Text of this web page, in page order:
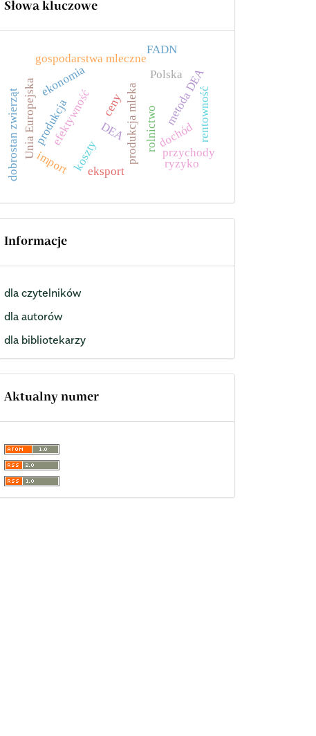
Słowa kluczowe
rolnictwo
efektywność produkcja mleka
gospodarstwa mleczne
Polska
Unia Europejska metoda DEA
ekonomia
ceny
FADN
koszty
dochód
produkcja
przychody
eksport
dobrostan zwierząt rentowność
ryzyko
DEA
import
Informacje
dla czytelników
dla autorów
dla bibliotekarzy
Aktualny numer